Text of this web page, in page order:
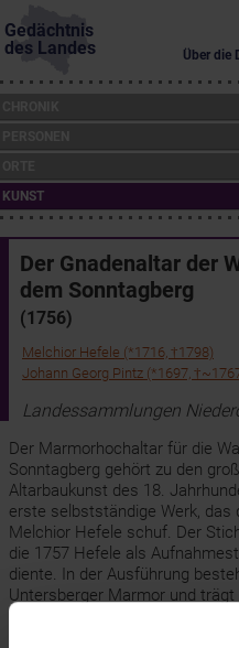
Gedächtnis
des Landes
Über die
KUNST
Der Gnadenaltar der
dem Sonntagberg
(1756)
Melchior Hefele (*1716, †1798)
Johann Georg Pintz (*1697,
Landessammlungen
Der Marmorhochaltar für die
Sonntagberg gehört zu den
Altarbaukunst des 18.
erste selbstständige Werk,
Melchior Hefele schuf. Der
die 1757 Hefele als
diente. In der Ausführung
Untersberger Marmor und
Metallguss. Auf dem Sockel
Alten Testamentes, Moses,